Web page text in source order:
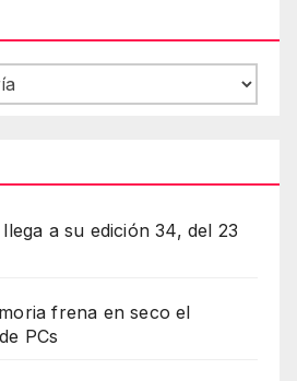
a su edición 34, del 23
frena en seco el
PCs